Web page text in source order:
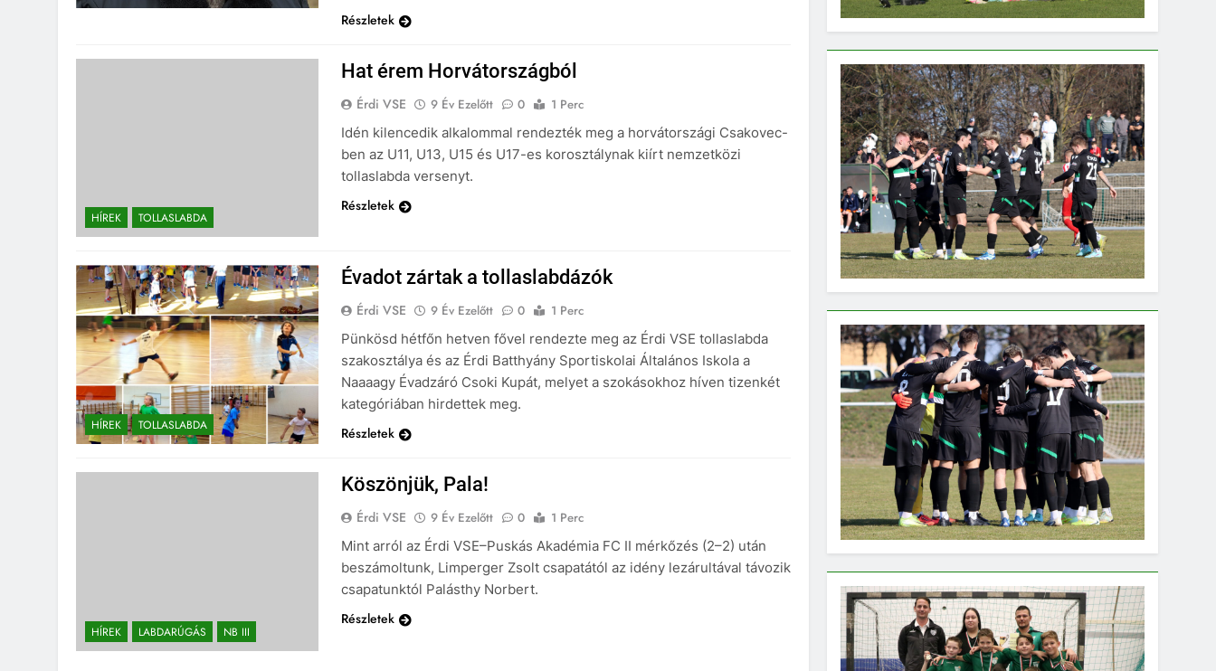
Részletek
HÍREK TOLLASLABDA
Hat érem Horvátországból
Érdi VSE 9 Év Ezelőtt 0
1 Perc
Idén kilencedik alkalommal rendezték meg a horvátországi Csakovec-
ben az U11, U13, U15 és U17-es korosztálynak kiírt nemzetközi
tollaslabda versenyt.
Részletek
HÍREK TOLLASLABDA
Évadot zártak a tollaslabdázók
Érdi VSE 9 Év Ezelőtt 0
1 Perc
Pünkösd hétfőn hetven fővel rendezte meg az Érdi VSE tollaslabda
szakosztálya és az Érdi Batthyány Sportiskolai Általános Iskola a
Naaaagy Évadzáró Csoki Kupát, melyet a szokásokhoz híven tizenkét
kategóriában hirdettek meg.
Részletek
HÍREK LABDARÚGÁS NB III
Köszönjük, Pala!
Érdi VSE 9 Év Ezelőtt 0
1 Perc
Mint arról az Érdi VSE–Puskás Akadémia FC II mérkőzés (2–2) után
beszámoltunk, Limperger Zsolt csapatától az idény lezárultával távozik
csapatunktól Palásthy Norbert.
Részletek